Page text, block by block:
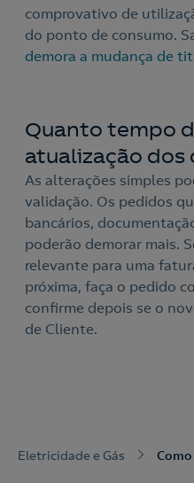
comprovativo de
do ponto de consumo.
demora a mudança de
Quanto tempo
atualização dos
As alterações simples
validação. Os pedidos
bancários,
poderão demorar mais.
relevante para uma
próxima, faça o pedido
confirme depois se o
de Cliente.
Eletricidade e Gás